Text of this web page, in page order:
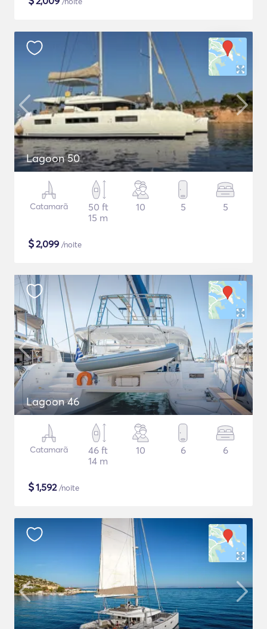
Lagoon 50
Catamarã
50 ft
15 m
10 5 5
$2,099 /noite
Lagoon 46
Catamarã
46 ft
14 m
10 6 6
$1,592/noite